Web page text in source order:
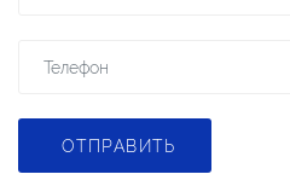
ОТПРАВИТЬ